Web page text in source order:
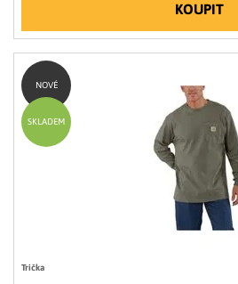
KOUPIT
Trička
NOVÉ
SKLADEM